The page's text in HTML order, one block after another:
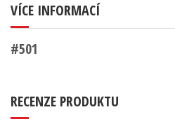
VÍCE INFORMACÍ
#501
RECENZE PRODUKTU